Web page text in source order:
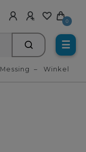
0
☰
Messing Winkel